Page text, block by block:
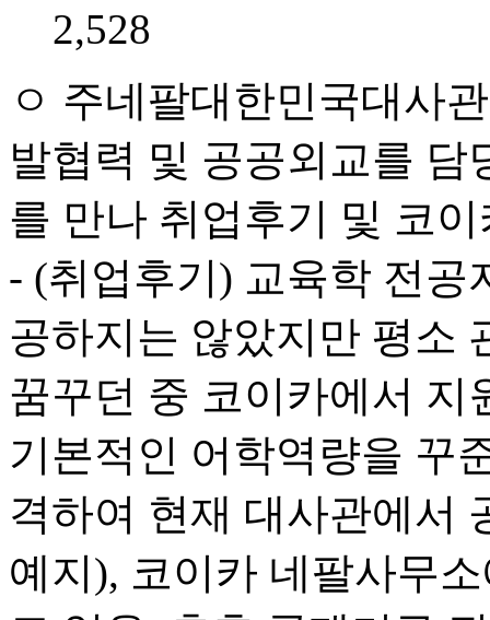
2,528
ㅇ 주네팔대한민국대사
발협력 및 공공외교를 담
를 만나 취업후기 및 코
- (취업후기) 교육학 전공
공하지는 않았지만 평소
꿈꾸던 중 코이카에서 지
기본적인 어학역량을 꾸
격하여 현재 대사관에서
예지), 코이카 네팔사무